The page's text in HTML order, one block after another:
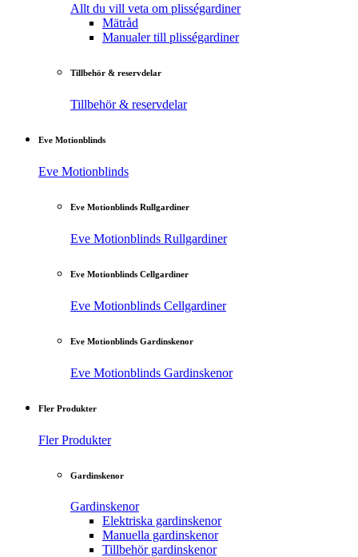
Allt du vill veta om plisségardiner
Mätråd
Manualer till plisségardiner
Tillbehör & reservdelar
Tillbehör & reservdelar
Eve Motionblinds
Eve Motionblinds
Eve Motionblinds Rullgardiner
Eve Motionblinds Rullgardiner
Eve Motionblinds Cellgardiner
Eve Motionblinds Cellgardiner
Eve Motionblinds Gardinskenor
Eve Motionblinds Gardinskenor
Fler Produkter
Fler Produkter
Gardinskenor
Gardinskenor
Elektriska gardinskenor
Manuella gardinskenor
Tillbehör gardinskenor